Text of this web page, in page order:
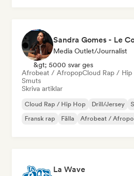
Media Outlet/Journalist
&gt; 5000 svar ges
Afrobeat / AfropopCloud Rap / Hip
Smuts
Skriva artiklar
Cloud Rap / Hip Hop Drill/Jersey
Fransk rap
Fälla Afrobeat /
La Wave